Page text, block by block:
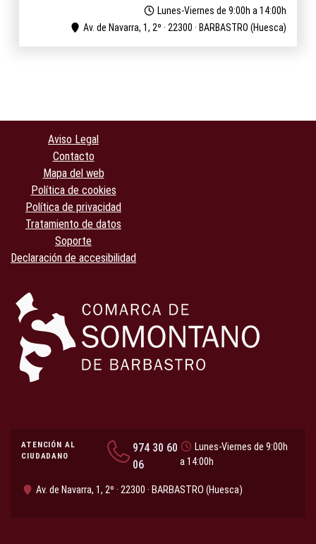
Lunes-Viernes de 9:00h a 14:00h
Av. de Navarra, 1, 2º · 22300 · BARBASTRO (Huesca)
Aviso Legal
Contacto
Mapa del web
Política de cookies
Política de privacidad
Tratamiento de datos
Soporte
Declaración de accesibilidad
ATENCIÓN AL
CIUDADANO
974 30 60
06
Lunes-Viernes de 9:00h
a 14:00h
Av. de Navarra, 1, 2º · 22300 · BARBASTRO (Huesca)